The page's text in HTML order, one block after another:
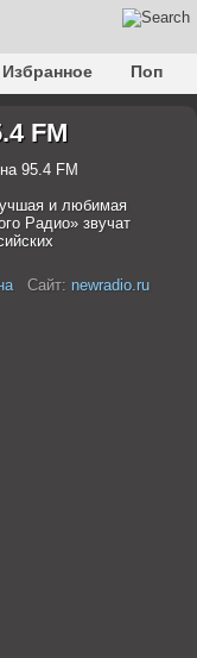
Избранное
Поп
хаус
FM
95.4 FM
и любимая
Радио» звучат
Сайт: newradio.ru